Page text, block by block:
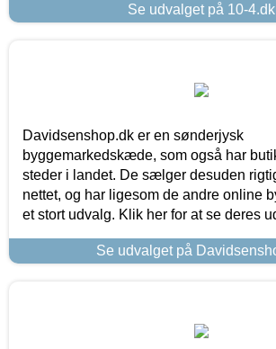
Se udvalget på 10-4.dk
Davidsenshop.dk er en sønderjysk
byggemarkedskæde, som også har
steder i landet. De sælger desuden
nettet, og har ligesom de andre online
et stort udvalg. Klik her for at se deres
Se udvalget på